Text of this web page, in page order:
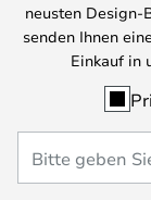
neusten Design-
senden Ihnen
Einkauf in